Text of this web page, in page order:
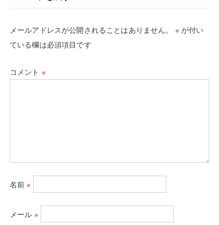
メールアドレスが公開されることはありません。 ※ が付い
ている欄は必須項目です
コメント ※
名前※
メール ※